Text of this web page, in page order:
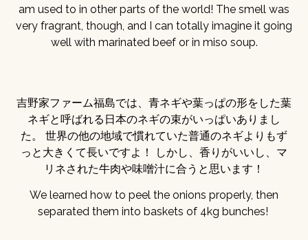
am used to in other parts of the world! The smell was
very fragrant, though, and I can totally imagine it going
well with marinated beef or in miso soup.
吉野家ファーム福島では、青ネギや葉っぱの形をした葉
ネギと呼ばれる日本のネギの束がいっぱいありまし
た。 世界の他の地域で慣れていた普通のネギよりもず
っと大きくて長いですよ！ しかし、香りがいいし、マ
リネされた牛肉や味噌汁に合うと思います！
We learned how to peel the onions properly, then
separated them into baskets of 4kg bunches!